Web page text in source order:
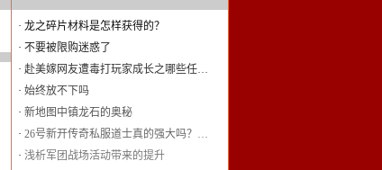
· 龙之碎片材料是怎样获得的？
· 不要被限购迷惑了
· 赴美嫁网友遭毒打玩家成长之哪些任…
· 始终放不下吗
· 新地图中镇龙石的奥秘
· 26号新开传奇私服道士真的强大吗？…
· 浅析军团战场活动带来的提升